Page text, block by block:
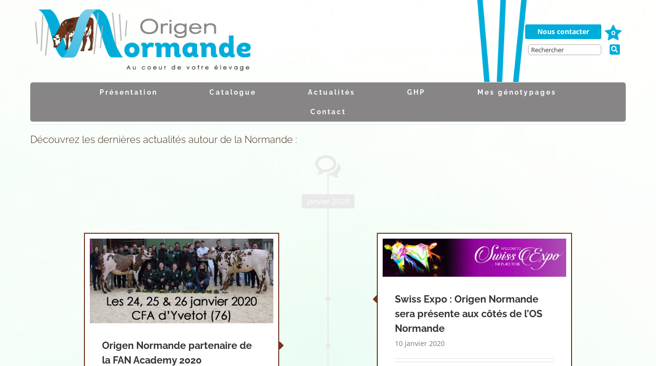
Nous contacter
0
Présentation Catalogue Actualités GHP Mes génotypages
Contact
Découvrez les dernières actualités autour de la Normande :
Origen Normande partenaire de
la FAN Academy 2020
Swiss Expo : Origen Normande
sera présente aux côtés de l’OS
Normande
10 janvier 2020